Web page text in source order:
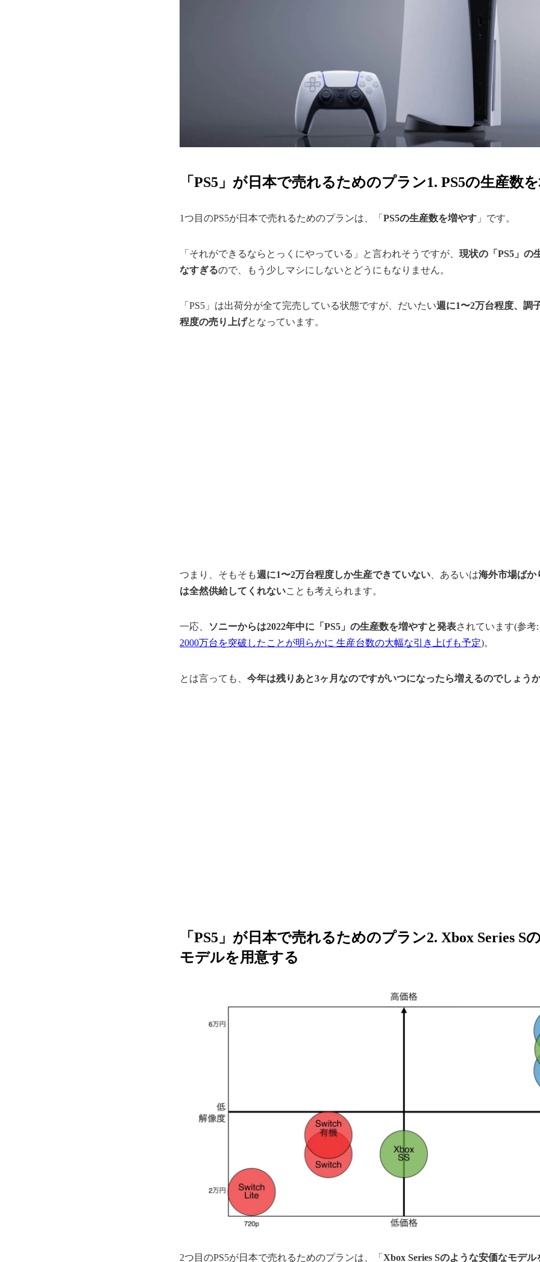
「PS5」が日本で売れるためのプラン1. PS5の生産数
1つ目のPS5が日本で売れるためのプランは、「 PS5の生産数を増やす 」です。
「それができるならとっくにやっている」と言われそうですが、 現状の「PS5」の
なすぎるので、もう少しマシにしないとどうにもなりません。
「PS5」は出荷分が全て完売している状態ですが、だいたい週に1〜2万台程度、調
程度の売り上げとなっています。
つまり、そもそも週に1〜2万台程度しか生産できていない 、あるいは海外市場ばか
は全然供給してくれないことも考えられます。
一応、 ソニーからは2022年中に「PS5」の生産数を増やすと発表されています(参考:
2000万台を突破したことが明らかに 生産台数の大幅な引き上げも予定)。
とは言っても、 今年は残りあと3ヶ月なのですがいつになったら増えるのでしょう
「PS5」が日本で売れるためのプラン2. Xbox Series S
モデルを用意する
2つ目のPS5が日本で売れるためのプランは、「 Xbox Series Sのような安価なモデル